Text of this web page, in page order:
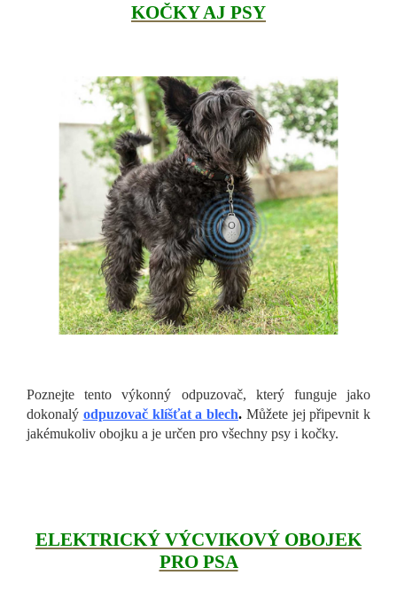
KOČKY AJ PSY
Poznejte tento výkonný odpuzovač, který funguje jako
dokonalý odpuzovač klíšťat a blech. Můžete jej připevnit k
jakémukoliv obojku a je určen pro všechny psy i kočky.
ELEKTRICKÝ VÝCVIKOVÝ OBOJEK
PRO PSA